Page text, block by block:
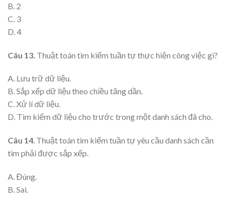
B. 2
C. 3
D. 4
Câu 13. Thuật toán tìm kiếm tuần tự thực hiện công việc gì?
A. Lưu trữ dữ liệu.
B. Sắp xếp dữ liệu theo chiều tăng dần.
C. Xử lí dữ liệu.
D. Tìm kiếm dữ liệu cho trước trong một danh sách đã cho.
Câu 14. Thuật toán tìm kiếm tuần tự yêu cầu danh sách cần
tìm phải được sắp xếp.
A. Đúng.
B. Sai.